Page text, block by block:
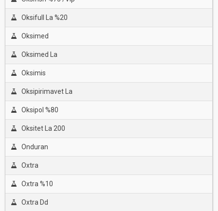
Oksifull La %20
Oksimed
Oksimed La
Oksimis
Oksipirimavet La
Oksipol %80
Oksitet La 200
Onduran
Oxtra
Oxtra %10
Oxtra Dd